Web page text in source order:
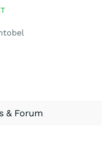
& Forum